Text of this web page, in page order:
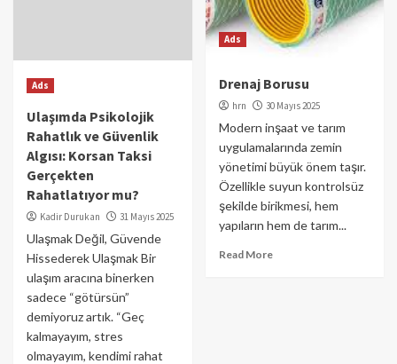
Ads
Ulaşımda Psikolojik
Rahatlık ve Güvenlik
Algısı: Korsan Taksi
Gerçekten
Rahatlatıyor mu?
Kadir Durukan 31 Mayıs 2025
Ulaşmak Değil, Güvende
Hissederek Ulaşmak Bir
ulaşım aracına binerken
sadece “götürsün”
demiyoruz artık. “Geç
kalmayayım, stres
olmayayım, kendimi rahat
Ads
Drenaj Borusu
hrn 30 Mayıs 2025
Modern inşaat ve tarım
uygulamalarında zemin
yönetimi büyük önem taşır.
Özellikle suyun kontrolsüz
şekilde birikmesi, hem
yapıların hem de tarım...
Read More